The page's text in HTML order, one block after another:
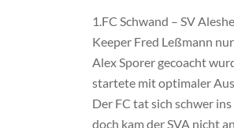
1.FC Schwand – SV
Keeper Fred Leßmann
Alex Sporer gecoacht
startete mit optimaler
Der FC tat sich schwer
doch kam der SVA nicht